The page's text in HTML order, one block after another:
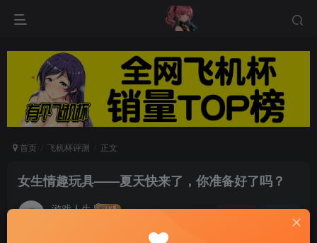
首页 飞机杯评测 正文
女生情趣玩具——夏天快来了，你准备好了吗？
游戏人生